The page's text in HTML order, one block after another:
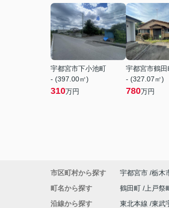
宇都宮市下小池町
- (397.00㎡)
310万円
宇都宮市鶴田
- (327.07㎡)
780万円
市区町村から探す 宇都宮市 栃木
町名から探す
鶴田町 上戸祭
沿線から探す
東北本線 東武